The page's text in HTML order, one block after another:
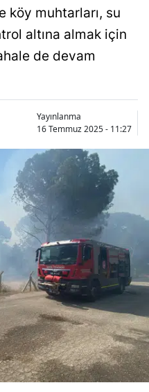
köy muhtarları, su
altına almak için
de devam
Yayınlanma
16 Temmuz 2025 - 11:27